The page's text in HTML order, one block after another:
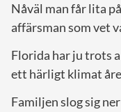
Nåväl man får lita
affärsman som vet
Florida har ju trots
ett härligt klimat
Familjen slog sig